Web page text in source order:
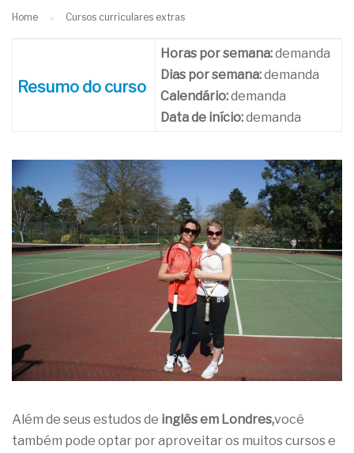
Home Cursos curriculares extras
Resumo do curso
Horas por semana:demanda
Dias por semana:demanda
Calendário:demanda
Data de início:demanda
Além de seus estudos de inglês em Londres,você
também pode optar por aproveitar os muitos cursos e